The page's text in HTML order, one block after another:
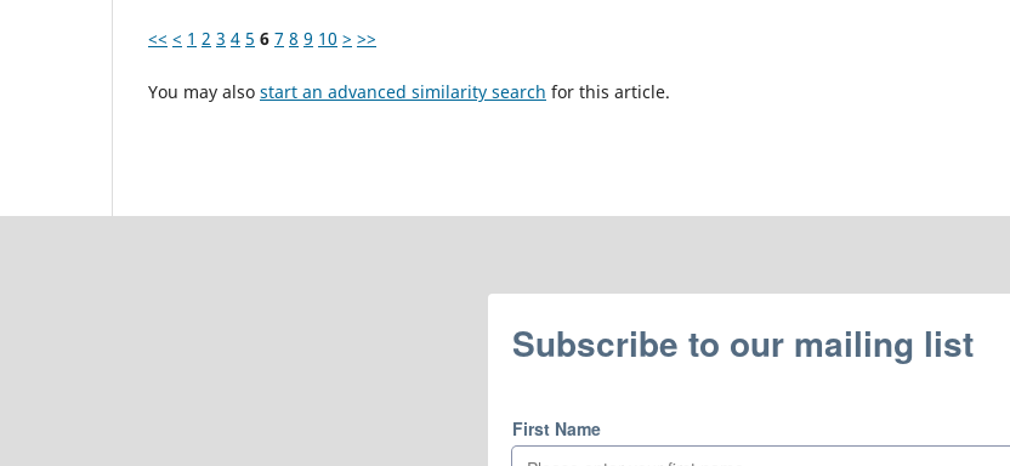
<< < 1 2 3 4 5 6 7 8 9 10 > >>
You may also start an advanced similarity search for this article.